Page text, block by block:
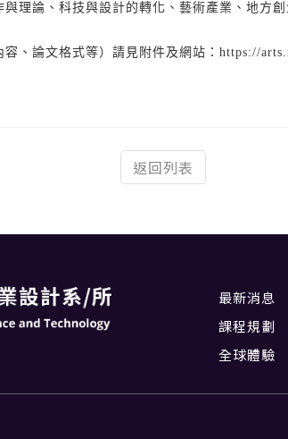
理論、科技與設計的轉化、藝術產業、地方
、論文格式等）請見附件及網站：https://
返回列表
最新消息
課程規劃
全球體驗